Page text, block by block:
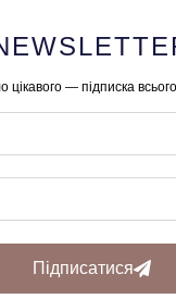
цікавого — підписка
Підписатися